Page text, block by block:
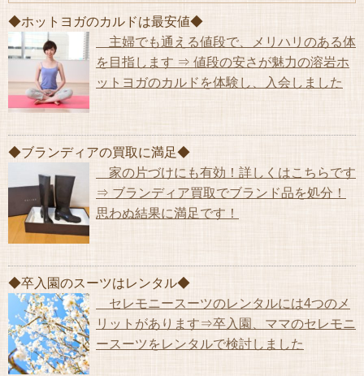
◆ホットヨガのカルドは最安値◆
主婦でも通える値段で、メリハリのある体
を目指します ⇒ 値段の安さが魅力の溶岩ホ
ットヨガのカルドを体験し、入会しました
◆ブランディアの買取に満足◆
家の片づけにも有効！詳しくはこちらです
⇒ ブランディア買取でブランド品を処分！
思わぬ結果に満足です！
◆卒入園のスーツはレンタル◆
セレモニースーツのレンタルには4つのメ
リットがあります⇒卒入園、ママのセレモニ
ースーツをレンタルで検討しました